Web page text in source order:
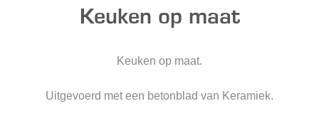
Keuken op maat
Keuken op maat.
Uitgevoerd met een betonblad van Keramiek.